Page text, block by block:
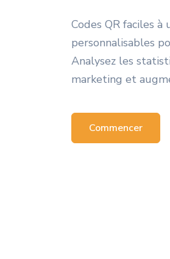
Codes QR faciles
personnalisables
Analysez les
marketing et
Commencer